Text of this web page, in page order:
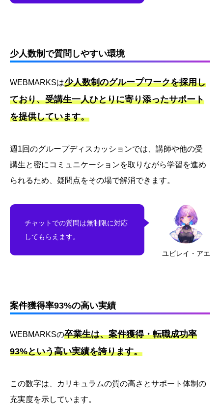
少人数制で質問しやすい環境
WEBMARKSは少人数制のグループワークを採用し
ており、受講生一人ひとりに寄り添ったサポート
を提供しています。
週1回のグループディスカッションでは、講師や他の受
講生と密にコミュニケーションを取りながら学習を進め
られるため、疑問点をその場で解消できます。
ユビレイ・アエ
チャットでの質問は無制限に対応
してもらえます。
案件獲得率93%の高い実績
WEBMARKSの卒業生は、案件獲得・転職成功率
93%という高い実績を誇ります。
この数字は、カリキュラムの質の高さとサポート体制の
充実度を示しています。